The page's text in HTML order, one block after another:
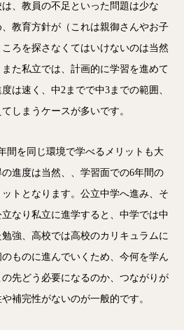
、教員の不足といった問題は少な
教育方針が（これは親御さんやお子
ろを探さなくてはいけないのは当然
た私立では、計画的に学習を進めて
は速く、中2までで中3までの範囲、
しまうケースが多いです。
間を同じ環境で学べるメリットも大
進度は当然、、学習面での6年間の
トとなります。公立中学へ進み、そ
なり私立に進学すると、中学では中
強、高校では高校のカリキュラムに
ものに進んでいくため、今何を学ん
先どう必要になるのか、つながりが
補完性がないのが一般的です。